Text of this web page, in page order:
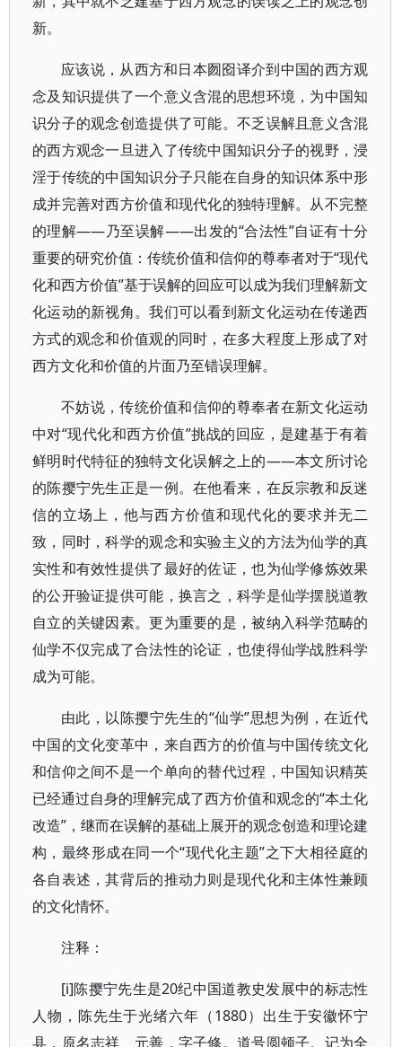
新。
应该说，从西方和日本囫囵译介到中国的西方观
念及知识提供了一个意义含混的思想环境，为中国知
识分子的观念创造提供了可能。不乏误解且意义含混
的西方观念一旦进入了传统中国知识分子的视野，浸
淫于传统的中国知识分子只能在自身的知识体系中形
成并完善对西方价值和现代化的独特理解。从不完整
的理解——乃至误解——出发的“合法性”自证有十分
重要的研究价值：传统价值和信仰的尊奉者对于“现代
化和西方价值”基于误解的回应可以成为我们理解新文
化运动的新视角。我们可以看到新文化运动在传递西
方式的观念和价值观的同时，在多大程度上形成了对
西方文化和价值的片面乃至错误理解。
不妨说，传统价值和信仰的尊奉者在新文化运动
中对“现代化和西方价值”挑战的回应，是建基于有着
鲜明时代特征的独特文化误解之上的——本文所讨论
的陈撄宁先生正是一例。在他看来，在反宗教和反迷
信的立场上，他与西方价值和现代化的要求并无二
致，同时，科学的观念和实验主义的方法为仙学的真
实性和有效性提供了最好的佐证，也为仙学修炼效果
的公开验证提供可能，换言之，科学是仙学摆脱道教
自立的关键因素。更为重要的是，被纳入科学范畴的
仙学不仅完成了合法性的论证，也使得仙学战胜科学
成为可能。
由此，以陈撄宁先生的“仙学”思想为例，在近代
中国的文化变革中，来自西方的价值与中国传统文化
和信仰之间不是一个单向的替代过程，中国知识精英
已经通过自身的理解完成了西方价值和观念的“本土化
改造”，继而在误解的基础上展开的观念创造和理论建
构，最终形成在同一个“现代化主题”之下大相径庭的
各自表述，其背后的推动力则是现代化和主体性兼顾
的文化情怀。
注释：
[i]陈撄宁先生是20纪中国道教史发展中的标志性
人物，陈先生于光绪六年（1880）出生于安徽怀宁
县，原名志祥、元善，字子修。道号圆顿子。记为全